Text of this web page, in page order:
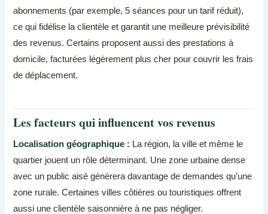
abonnements (par exemple, 5 séances pour un tarif réduit),
ce qui fidélise la clientèle et garantit une meilleure prévisibilité
des revenus. Certains proposent aussi des prestations à
domicile, facturées légèrement plus cher pour couvrir les frais
de déplacement.
Les facteurs qui influencent vos revenus
Localisation géographique : La région, la ville et même le
quartier jouent un rôle déterminant. Une zone urbaine dense
avec un public aisé générera davantage de demandes qu’une
zone rurale. Certaines villes côtières ou touristiques offrent
aussi une clientèle saisonnière à ne pas négliger.